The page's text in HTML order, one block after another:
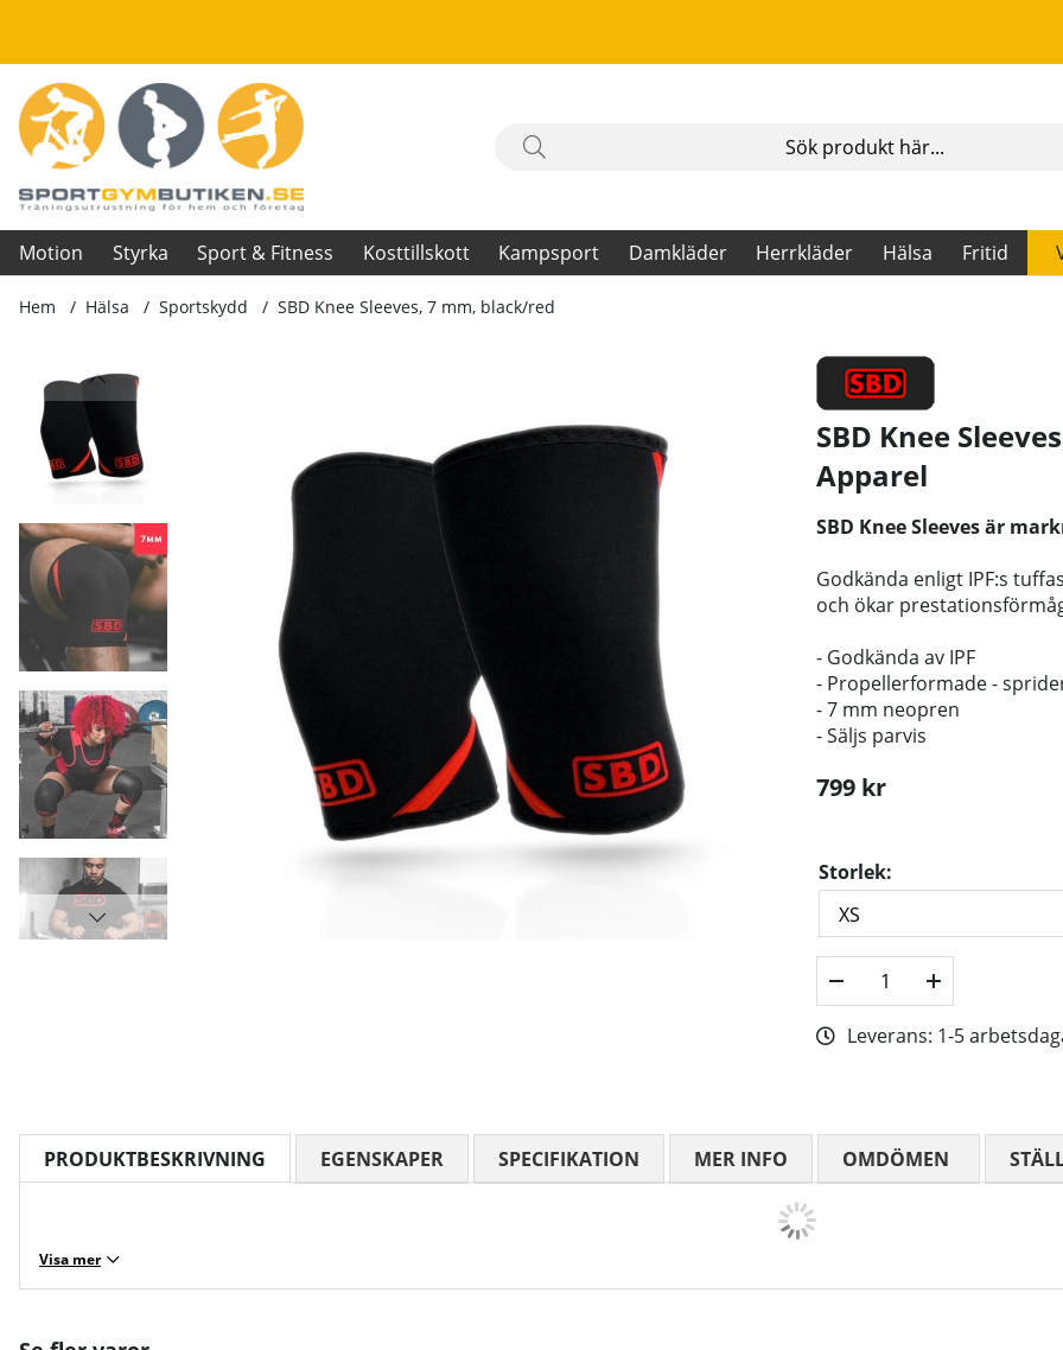
Motion Styrka Sport & Fitness Kosttillskott Kampsport Damkläder Herrkläder Hälsa Fritid
Hem Hälsa Sportskydd SBD Knee Sleeves, 7 mm, black/red
Produktbilder SBD Knee Sleeves, 7 mm, black/red
SBD Knee
Apparel
SBD Knee Sleeves är
Godkända enligt IPF:s
och ökar
- Godkända av IPF
- Propellerformade -
- 7 mm neopren
- Säljs parvis
799 kr
Storlek:
Leverans: 1-5
PRODUKTBESKRIVNING
Visa mer
EGENSKAPER SPECIFIKATION MER INFO OMDÖMEN